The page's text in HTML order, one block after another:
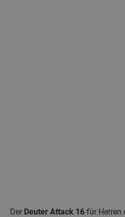
Der Deuter Attack 16 für Herren